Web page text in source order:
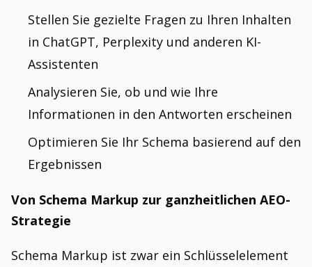
Stellen Sie gezielte Fragen zu Ihren Inhalten
in ChatGPT, Perplexity und anderen KI-
Assistenten
Analysieren Sie, ob und wie Ihre
Informationen in den Antworten erscheinen
Optimieren Sie Ihr Schema basierend auf den
Ergebnissen
Von Schema Markup zur ganzheitlichen AEO-
Strategie
Schema Markup ist zwar ein Schlüsselelement